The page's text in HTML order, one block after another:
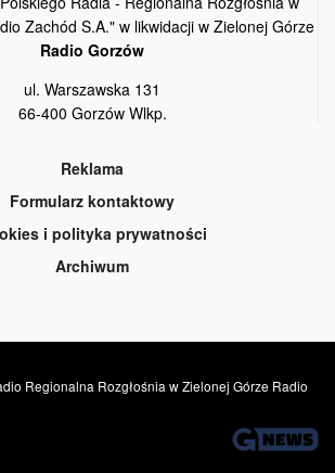
Zachód S.A." w likwidacji w Zielonej Górze
Radio Gorzów
ul. Warszawska 131
66-400 Gorzów Wlkp.
Reklama
Formularz kontaktowy
i polityka prywatności
Archiwum
Regionalna Rozgłośnia w Zielonej Górze Radio